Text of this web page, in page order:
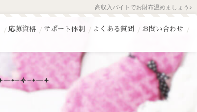
高収入バイトでお財布温めましょう♪
お問い合わせ
よくある質問
サポート体制
応募資格